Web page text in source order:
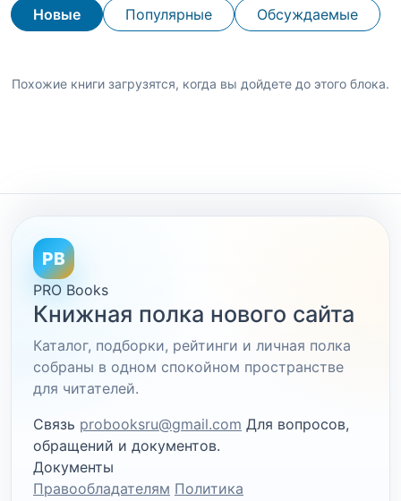
Новые Популярные Обсуждаемые
Похожие книги загрузятся, когда вы дойдете до этого блока.
PB
PRO Books
Книжная полка нового сайта
Каталог, подборки, рейтинги и личная полка
собраны в одном спокойном пространстве
для читателей.
Связь probooksru@gmail.com Для вопросов,
обращений и документов.
Документы
Правообладателям Политика